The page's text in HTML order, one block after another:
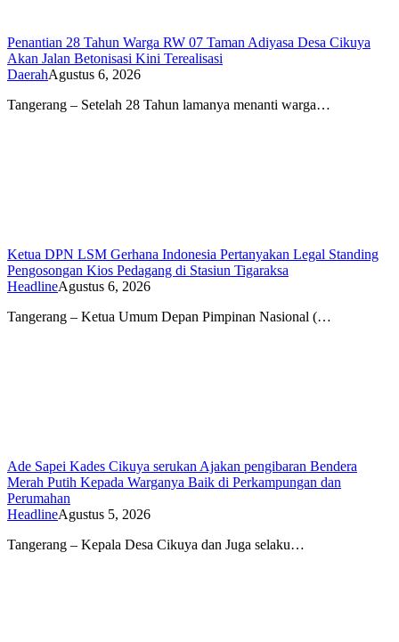
Penantian 28 Tahun Warga RW 07 Taman Adiyasa Desa Cikuya
Akan Jalan Betonisasi Kini Terealisasi
DaerahAgustus 6, 2026
Tangerang – Setelah 28 Tahun lamanya menanti warga…
Ketua DPN LSM Gerhana Indonesia Pertanyakan Legal Standing
Pengosongan Kios Pedagang di Stasiun Tigaraksa
HeadlineAgustus 6, 2026
Tangerang – Ketua Umum Depan Pimpinan Nasional (…
Ade Sapei Kades Cikuya serukan Ajakan pengibaran Bendera
Merah Putih Kepada Warganya Baik di Perkampungan dan
Perumahan
HeadlineAgustus 5, 2026
Tangerang – Kepala Desa Cikuya dan Juga selaku…